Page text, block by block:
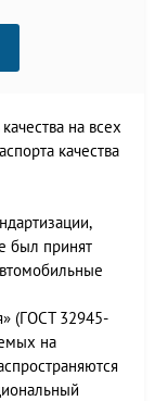
на всех
качества
был принят
(ГОСТ 32945-
на